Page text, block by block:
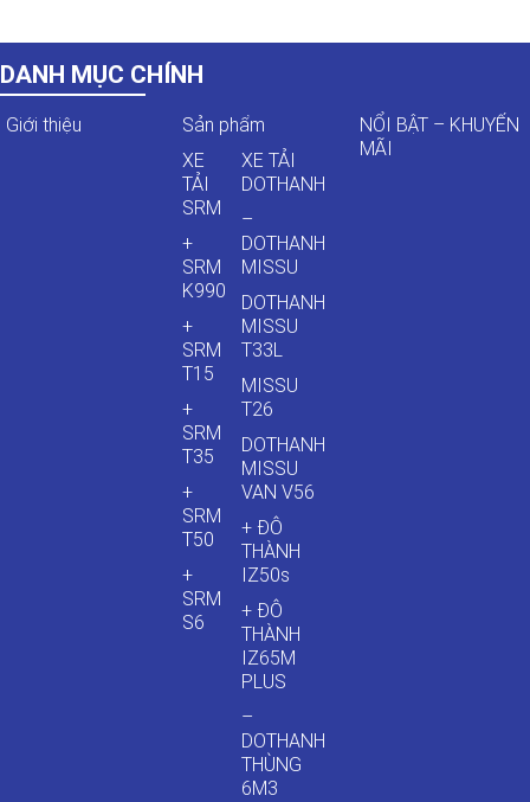
DANH MỤC CHÍNH
Giới thiệu
Sản phẩm
XE
TẢI
SRM
+
SRM
K990
+
SRM
T15
+
SRM
T35
+
SRM
T50
+
SRM
S6
XE TẢI
DOTHANH
–
DOTHANH
MISSU
DOTHANH
MISSU
T33L
MISSU
T26
DOTHANH
MISSU
VAN V56
+ ĐÔ
THÀNH
IZ50s
+ ĐÔ
THÀNH
IZ65M
PLUS
–
DOTHANH
THÙNG
6M3
NỔI BẬT – KHUYẾN
MÃI